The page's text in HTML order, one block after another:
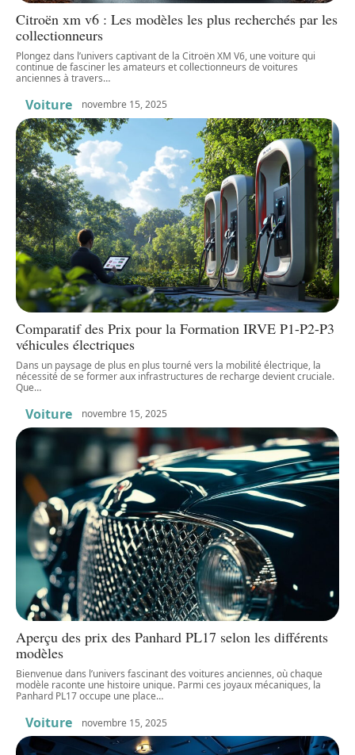
Citroën xm v6 : Les modèles les plus recherchés par les
collectionneurs
Plongez dans l’univers captivant de la Citroën XM V6, une voiture qui
continue de fasciner les amateurs et collectionneurs de voitures
anciennes à travers…
Voiture novembre 15, 2025
Comparatif des Prix pour la Formation IRVE P1-P2-P3
véhicules électriques
Dans un paysage de plus en plus tourné vers la mobilité électrique, la
nécessité de se former aux infrastructures de recharge devient cruciale.
Que…
Voiture novembre 15, 2025
Aperçu des prix des Panhard PL17 selon les différents
modèles
Bienvenue dans l’univers fascinant des voitures anciennes, où chaque
modèle raconte une histoire unique. Parmi ces joyaux mécaniques, la
Panhard PL17 occupe une place…
Voiture novembre 15, 2025